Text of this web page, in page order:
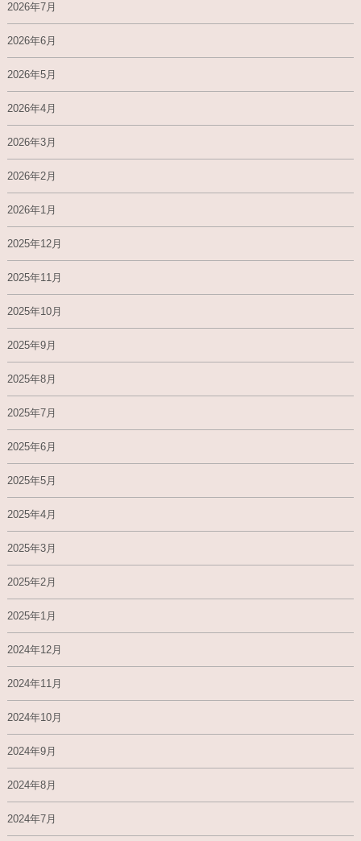
2026年7月
2026年6月
2026年5月
2026年4月
2026年3月
2026年2月
2026年1月
2025年12月
2025年11月
2025年10月
2025年9月
2025年8月
2025年7月
2025年6月
2025年5月
2025年4月
2025年3月
2025年2月
2025年1月
2024年12月
2024年11月
2024年10月
2024年9月
2024年8月
2024年7月